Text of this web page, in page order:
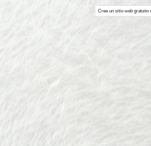
Cree un sitio web gratuito